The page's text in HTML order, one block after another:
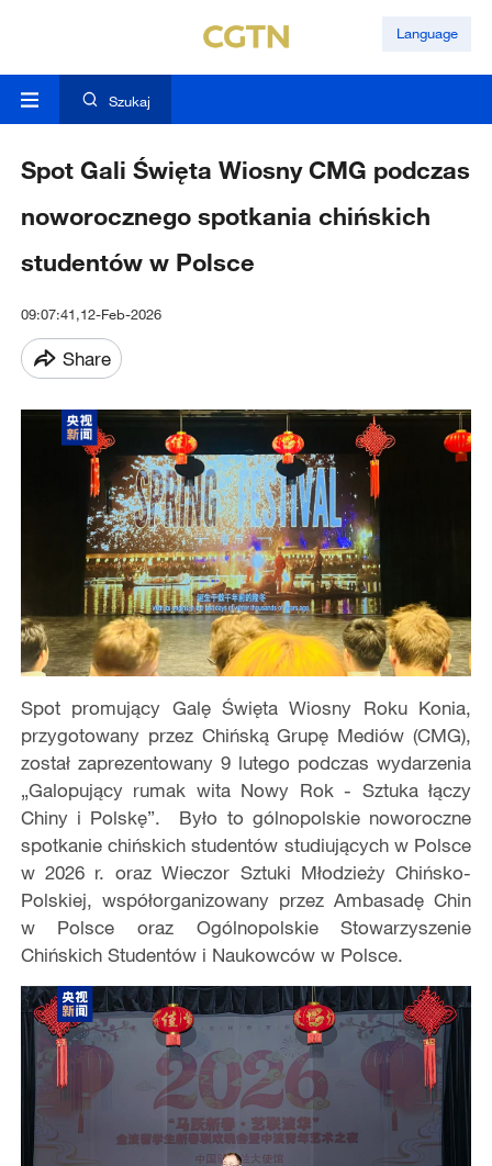
Language
Szukaj
Spot Gali Święta Wiosny CMG podczas
noworocznego spotkania chińskich
studentów w Polsce
09:07:41,12-Feb-2026
Share
Spot promujący Galę Święta Wiosny Roku Konia,
przygotowany przez Chińską Grupę Mediów (CMG),
został zaprezentowany 9 lutego podczas wydarzenia
„Galopujący rumak wita Nowy Rok - Sztuka łączy
Chiny i Polskę”. Było to gólnopolskie noworoczne
spotkanie chińskich studentów studiujących w Polsce
w 2026 r. oraz Wieczor Sztuki Młodzieży Chińsko-
Polskiej, współorganizowany przez Ambasadę Chin
w Polsce oraz Ogólnopolskie Stowarzyszenie
Chińskich Studentów i Naukowców w Polsce.